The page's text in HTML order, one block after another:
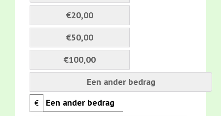
€20,00
€50,00
€100,00
Een ander bedrag
€